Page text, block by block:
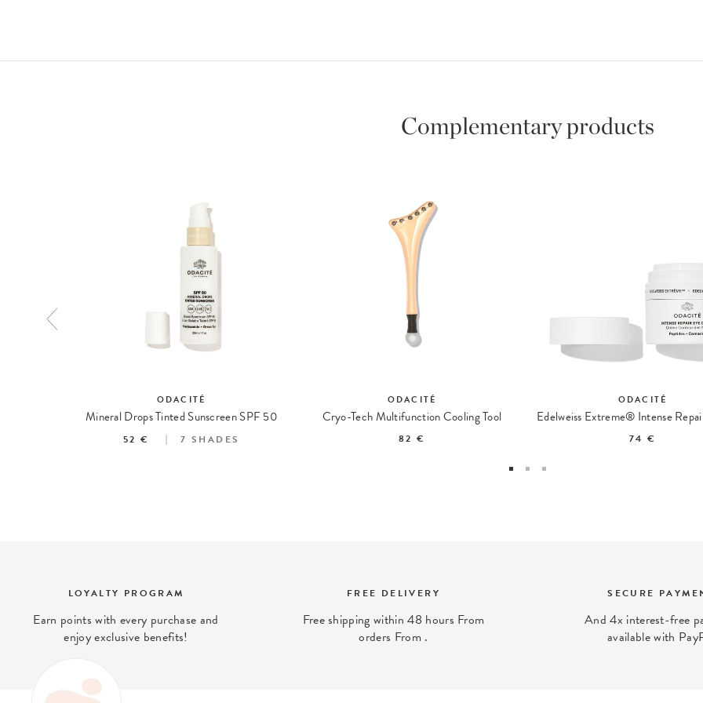
Complementary products
ODACITÉ
Mineral Drops Tinted Sunscreen SPF 50
52 € 7 SHADES
ODACITÉ
Cryo-Tech Multifunction Cooling Tool
82 €
ODACITÉ
74 €
LOYALTY PROGRAM
Earn points with every purchase and
enjoy exclusive benefits!
FREE DELIVERY
Free shipping within 48 hours From
orders From .
SECURE
And 4x interest-free
available with